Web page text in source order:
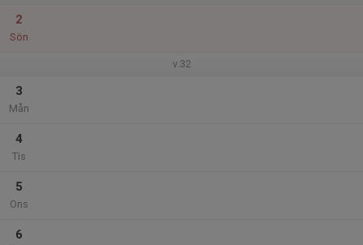
2
Sön
v.32
3
Mån
4
Tis
5
Ons
6